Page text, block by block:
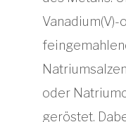
oder
geröstet.